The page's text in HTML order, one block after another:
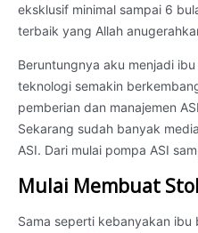
eksklusif minimal sampai 6
terbaik yang Allah
Beruntungnya aku menjadi
teknologi semakin
pemberian dan manajemen
Sekarang sudah banyak
ASI. Dari mulai pompa ASI
Mulai Membuat
Sama seperti kebanyakan